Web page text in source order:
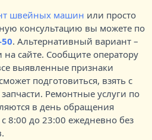
швейных машин или просто
консультацию вы можете по
. Альтернативный вариант –
сайте. Сообщите оператору
выявленные признаки
подготовиться, взять с
Ремонтные услуги по
в день обращения
8:00 до 23:00 ежедневно без